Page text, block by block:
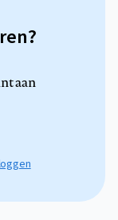
aan